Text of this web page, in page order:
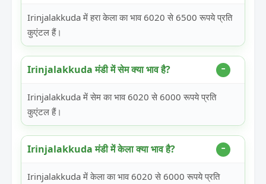
Irinjalakkuda में हरा केला का भाव 6020 से 6500 रूपये प्रति
कुएंटल हैं।
Irinjalakkuda मंडी में सेम क्या भाव है?
Irinjalakkuda में सेम का भाव 6020 से 6000 रूपये प्रति
कुएंटल हैं।
Irinjalakkuda मंडी में केला क्या भाव है?
Irinjalakkuda में केला का भाव 6020 से 6000 रूपये प्रति